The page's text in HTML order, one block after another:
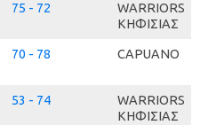
75 - 72
WARRIORS
ΚΗΦΙΣΙΑΣ
70 - 78 CAPUANO
53 - 74
WARRIORS
ΚΗΦΙΣΙΑΣ